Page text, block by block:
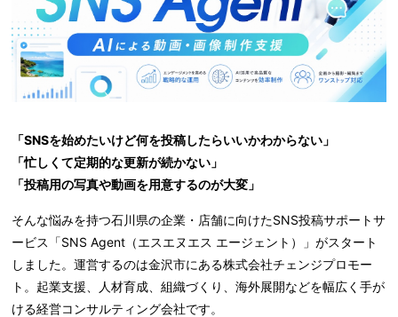
「SNSを始めたいけど何を投稿したらいいかわからない」
「忙しくて定期的な更新が続かない」
「投稿用の写真や動画を用意するのが大変」
そんな悩みを持つ石川県の企業・店舗に向けたSNS投稿サポートサ
ービス「SNS Agent（エスエヌエス エージェント）」がスタート
しました。運営するのは金沢市にある株式会社チェンジプロモー
ト。起業支援、人材育成、組織づくり、海外展開などを幅広く手が
ける経営コンサルティング会社です。